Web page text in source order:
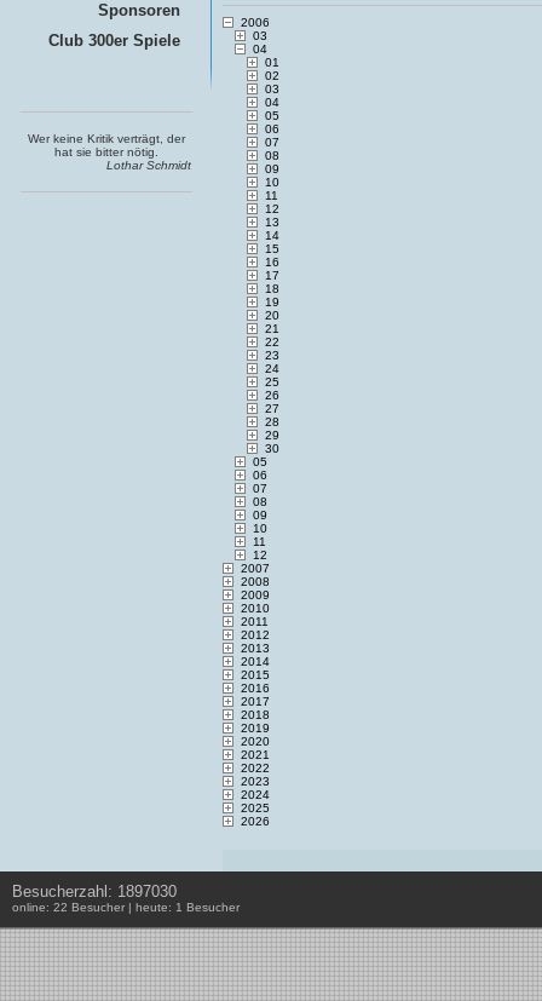
Sponsoren
Club 300er Spiele
Wer keine Kritik verträgt, der
hat sie bitter nötig.
Lothar Schmidt
2006
03
04
01
02
03
04
05
06
07
08
09
10
11
12
13
14
15
16
17
18
19
20
21
22
23
24
25
26
27
28
29
30
05
06
07
08
09
10
11
12
2007
2008
2009
2010
2011
2012
2013
2014
2015
2016
2017
2018
2019
2020
2021
2022
2023
2024
2025
2026
Besucherzahl: 1897030
online: 22 Besucher | heute: 1 Besucher